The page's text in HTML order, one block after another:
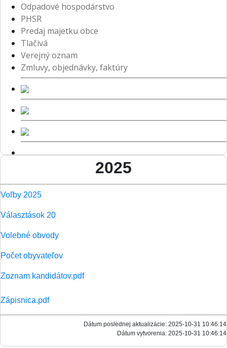
Odpadové hospodárstvo
PHSR
Predaj majetku obce
Tlačivá
Verejný oznam
Zmluvy, objednávky, faktúry
2025
Voľby 2025
Választások 20
Volebné obvody
Počet obyvateľov
Zoznam kandidátov.pdf
Zápisnica.pdf
Dátum poslednej aktualizácie: 2025-10-31 10:46:14
Dátum vytvorenia: 2025-10-31 10:46:14